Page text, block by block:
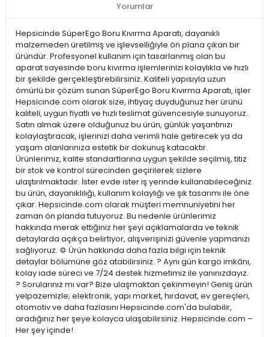
Yorumlar
Hepsicinde SüperEgo Boru Kıvırma Aparatı, dayanıklı
malzemeden üretilmiş ve işlevselliğiyle ön plana çıkan bir
üründür. Profesyonel kullanım için tasarlanmış olan bu
aparat sayesinde boru kıvırma işlemlerinizi kolaylıkla ve hızlı
bir şekilde gerçekleştirebilirsiniz. Kaliteli yapısıyla uzun
ömürlü bir çözüm sunan SüperEgo Boru Kıvırma Aparatı, işler
Hepsicinde.com olarak size, ihtiyaç duyduğunuz her ürünü
kaliteli, uygun fiyatlı ve hızlı teslimat güvencesiyle sunuyoruz.
Satın almak üzere olduğunuz bu ürün, günlük yaşantınızı
kolaylaştıracak, işlerinizi daha verimli hale getirecek ya da
yaşam alanlarınıza estetik bir dokunuş katacaktır.
Ürünlerimiz, kalite standartlarına uygun şekilde seçilmiş, titiz
bir stok ve kontrol sürecinden geçirilerek sizlere
ulaştırılmaktadır. İster evde ister iş yerinde kullanabileceğiniz
bu ürün, dayanıklılığı, kullanım kolaylığı ve şık tasarımı ile öne
çıkar. Hepsicinde.com olarak müşteri memnuniyetini her
zaman ön planda tutuyoruz. Bu nedenle ürünlerimiz
hakkında merak ettiğiniz her şeyi açıklamalarda ve teknik
detaylarda açıkça belirtiyor, alışverişinizi güvenle yapmanızı
sağlıyoruz. ⚙️ Ürün hakkında daha fazla bilgi için teknik
detaylar bölümüne göz atabilirsiniz. ? Aynı gün kargo imkânı,
kolay iade süreci ve 7/24 destek hizmetimiz ile yanınızdayız.
? Sorularınız mı var? Bize ulaşmaktan çekinmeyin! Geniş ürün
yelpazemizle; elektronik, yapı market, hırdavat, ev gereçleri,
otomotiv ve daha fazlasını Hepsicinde.com'da bulabilir,
aradığınız her şeye kolayca ulaşabilirsiniz. Hepsicinde.com –
Her şey içinde!